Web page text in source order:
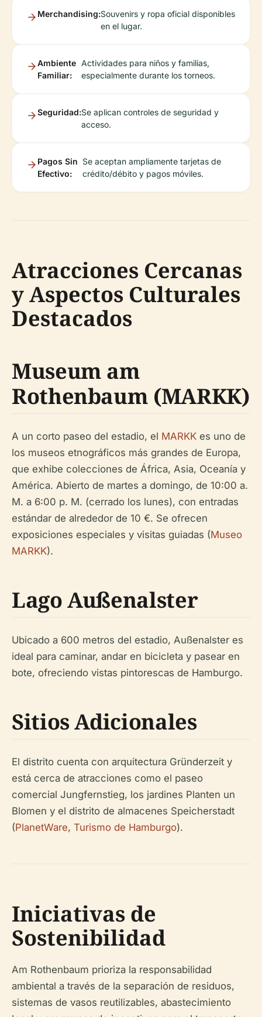
Merchandising:Souvenirs y ropa oficial disponibles
en el lugar.
Ambiente
Familiar:
Actividades para niños y familias,
especialmente durante los torneos.
Seguridad:Se aplican controles de seguridad y
acceso.
Pagos Sin
Efectivo:
Se aceptan ampliamente tarjetas de
crédito/débito y pagos móviles.
Atracciones Cercanas
y Aspectos Culturales
Destacados
Museum am
Rothenbaum (MARKK)
A un corto paseo del estadio, el MARKK es uno de
los museos etnográficos más grandes de Europa,
que exhibe colecciones de África, Asia, Oceanía y
América. Abierto de martes a domingo, de 10:00 a.
M. a 6:00 p. M. (cerrado los lunes), con entradas
estándar de alrededor de 10 €. Se ofrecen
exposiciones especiales y visitas guiadas (Museo
MARKK).
Lago Außenalster
Ubicado a 600 metros del estadio, Außenalster es
ideal para caminar, andar en bicicleta y pasear en
bote, ofreciendo vistas pintorescas de Hamburgo.
Sitios Adicionales
El distrito cuenta con arquitectura Gründerzeit y
está cerca de atracciones como el paseo
comercial Jungfernstieg, los jardines Planten un
Blomen y el distrito de almacenes Speicherstadt
(PlanetWare, Turismo de Hamburgo).
Iniciativas de
Sostenibilidad
Am Rothenbaum prioriza la responsabilidad
ambiental a través de la separación de residuos,
sistemas de vasos reutilizables, abastecimiento